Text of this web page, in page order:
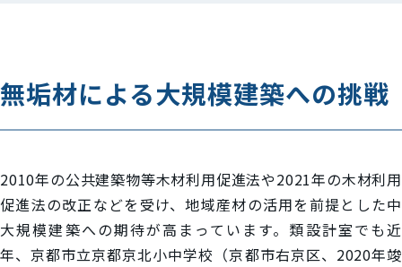
無垢材による大規模建築への挑戦
2010年の公共建築物等木材利用促進法や2021年の木材利用
促進法の改正などを受け、地域産材の活用を前提とした中
大規模建築への期待が高まっています。類設計室でも近
年、京都市立京都京北小中学校（京都市右京区、2020年竣